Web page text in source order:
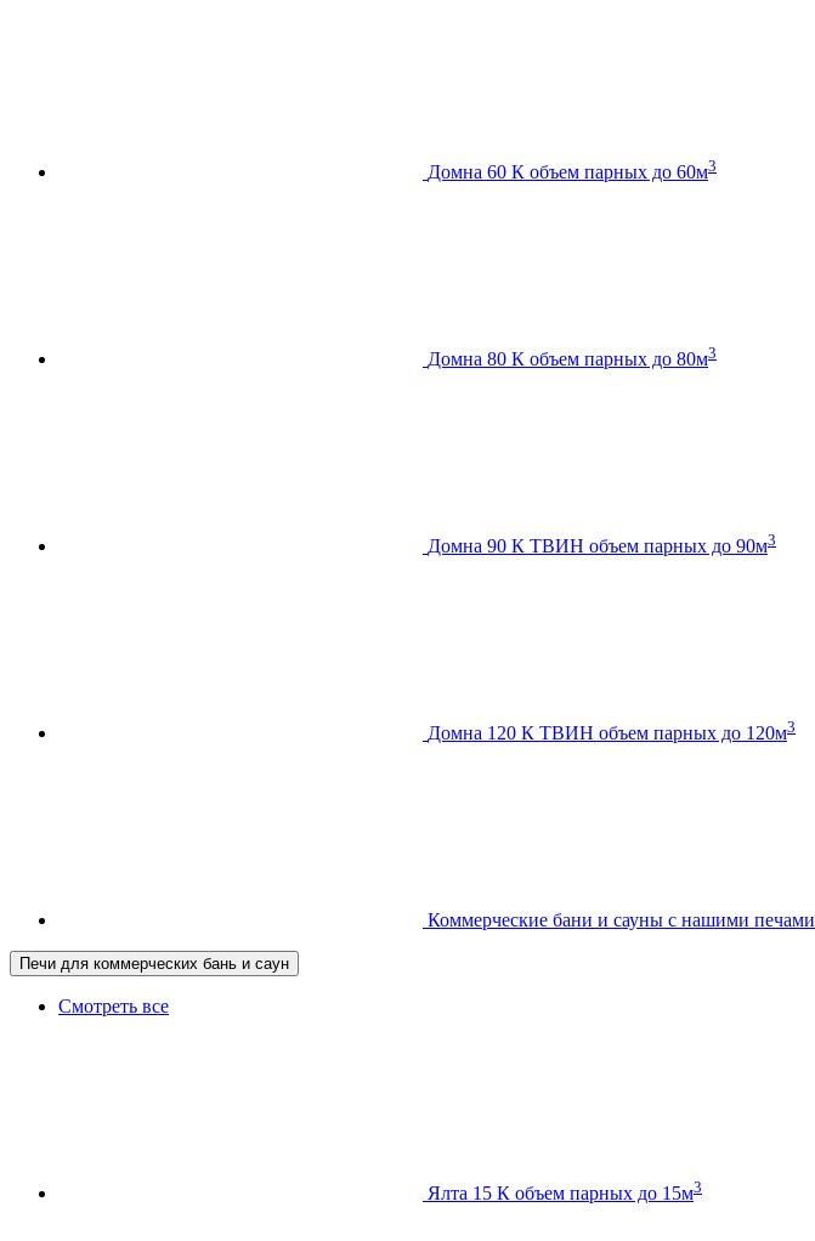
Домна 60 К объем парных до 60м3
Домна 80 К объем парных до 80м3
Домна 90 К ТВИН объем парных до 90м3
Домна 120 К ТВИН объем парных до 120м3
Коммерческие бани и сауны с нашими печами
Печи для коммерческих бань и саун
Смотреть все
Ялта 15 К объем парных до 15м3